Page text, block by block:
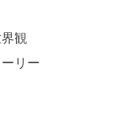
観
リー